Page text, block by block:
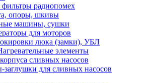
фильтры радиопомех
опоры, шкивы
машины, сушки
для моторов
люка (замки), УБЛ
элементы
сливных насосов
заглушки для сливных насосов